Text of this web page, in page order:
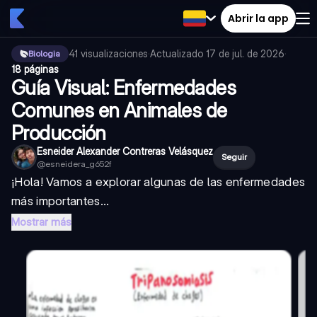
Abrir la app
Biologia 41 visualizaciones·Actualizado 17 de jul. de 2026·
18 páginas
Guía Visual: Enfermedades
Comunes en Animales de
Producción
Esneider Alexander Contreras Velásquez
@esneidera_g652f
Seguir
¡Hola! Vamos a explorar algunas de las enfermedades
más importantes...
Mostrar más